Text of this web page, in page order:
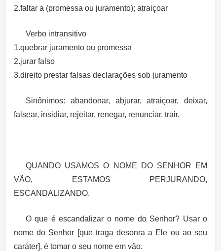
2.faltar a (promessa ou juramento); atraiçoar
Verbo intransitivo
1.quebrar juramento ou promessa
2.jurar falso
3.direito prestar falsas declarações sob juramento
Sinônimos: abandonar, abjurar, atraiçoar, deixar,
falsear, insidiar, rejeitar, renegar, renunciar, trair.
QUANDO USAMOS O NOME DO SENHOR EM
VÃO, ESTAMOS PERJURANDO,
ESCANDALIZANDO.
O que é escandalizar o nome do Senhor? Usar o
nome do Senhor [que traga desonra a Ele ou ao seu
caráter], é tomar o seu nome em vão.